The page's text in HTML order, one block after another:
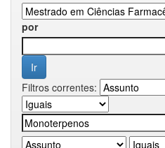
por
Filtros correntes: